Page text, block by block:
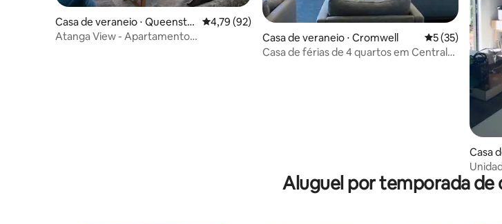
Casa de veraneio ⋅ Queensto
wn
4,79 de uma avaliação média de 5, 92 avaliações
4,79 (92)
Atanga View - Apartamento
Casa de veraneio ⋅ Cromwell 5 de uma
5 (35)
Casa de férias de 4 quartos em Central
Casa
Aluguel por temporada de